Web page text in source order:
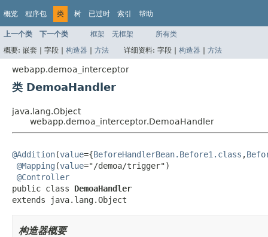
概览 程序包 类 树 已过时 索引 帮助
上一个类 下一个类 框架 无框架
所有类
概要: 嵌套 | 字段 | 构造器 | 方法 详细资料: 字段 | 构造器 | 方法
webapp.demoa_interceptor
类 DemoaHandler
java.lang.Object
webapp.demoa_interceptor.DemoaHandler
@Addition(value={BeforeHandlerBean.Before1.class ,
@Mapping (value="/demoa/trigger")
@Controller
public class DemoaHandler
extends java.lang.Object
构造器概要